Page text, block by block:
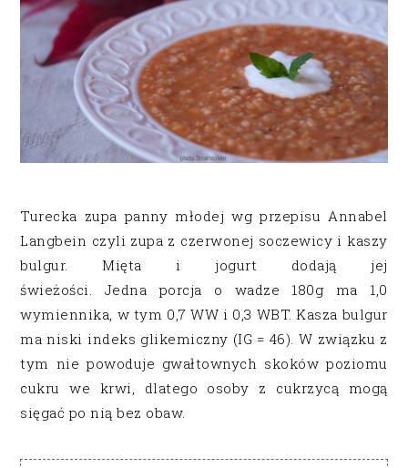
Turecka zupa panny młodej wg przepisu Annabel
Langbein czyli zupa z czerwonej soczewicy i kaszy
bulgur. Mięta i jogurt dodają jej
świeżości. Jedna porcja o wadze 180g ma 1,0
wymiennika, w tym 0,7 WW i 0,3 WBT. Kasza bulgur
ma niski indeks glikemiczny (IG = 46). W związku z
tym nie powoduje gwałtownych skoków poziomu
cukru we krwi, dlatego osoby z cukrzycą mogą
sięgać po nią bez obaw.